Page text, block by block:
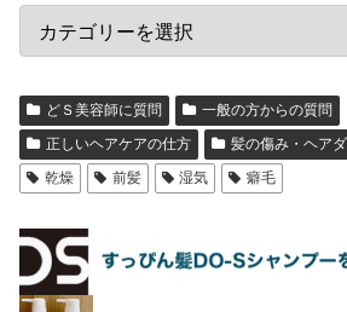
どＳ美容師に質問
一般の方からの質問
正しいヘアケアの仕方
髪の傷み・ヘア
乾燥
前髪 湿気 癖毛